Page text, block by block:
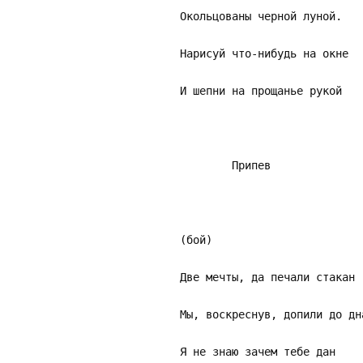
Окольцованы черной луной.
Нарисуй что-нибудь на окне
И шепни на прощанье рукой
Припев
(бой)
Две мечты, да печали стакан
Мы, воскреснув, допили до
Я не знаю зачем тебе дан